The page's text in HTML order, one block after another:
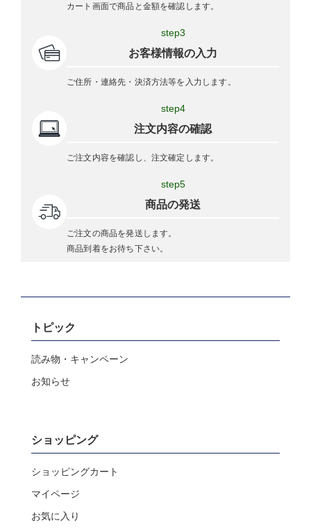
カート画面で商品と金額を確認します。
step3
お客様情報の入力
ご住所・連絡先・決済方法等を入力します。
step4
注文内容の確認
ご注文内容を確認し、注文確定します。
step5
商品の発送
ご注文の商品を発送します。
商品到着をお待ち下さい。
トピック
読み物・キャンペーン
お知らせ
ショッピング
ショッピングカート
マイページ
お気に入り